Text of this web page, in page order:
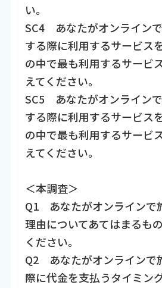
い。
SC4 あなたがオンライン
する際に利用するサービス
の中で最も利用するサービ
えてください。
SC5 あなたがオンライン
する際に利用するサービス
の中で最も利用するサービ
えてください。
＜本調査＞
Q1 あなたがオンラインで
理由についてあてはまるも
ください。
Q2 あなたがオンラインで
際に代金を支払うタイミン